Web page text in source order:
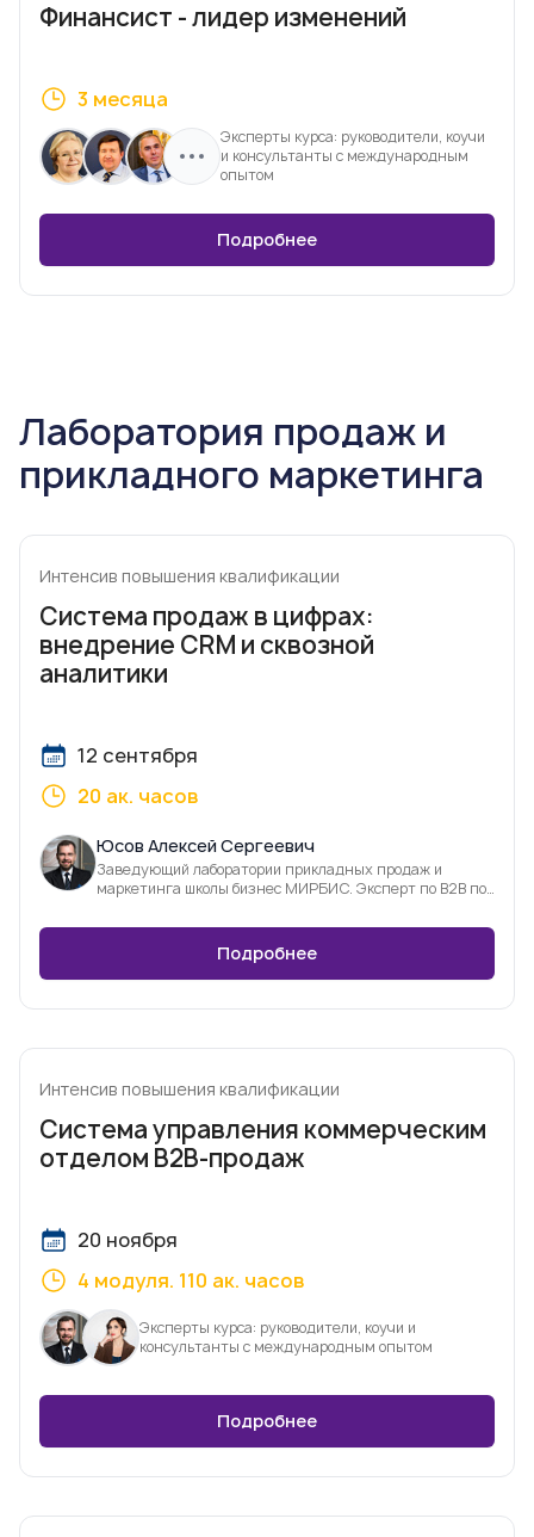
Финансист - лидер изменений
3 месяца
Эксперты курса: руководители, коучи
и консультанты с международным
опытом
Подробнее
Лаборатория продаж и
прикладного маркетинга
Интенсив повышения квалификации
Система продаж в цифрах:
внедрение CRM и сквозной
аналитики
12 сентября
20 ак. часов
Юсов Алексей Сергеевич
Заведующий лаборатории прикладных продаж и
маркетинга школы бизнес МИРБИС. Эксперт по В2В по
Подробнее
Интенсив повышения квалификации
Система управления коммерческим
отделом B2B-продаж
20 ноября
4 модуля. 110 ак. часов
Эксперты курса: руководители, коучи и
консультанты с международным опытом
Подробнее